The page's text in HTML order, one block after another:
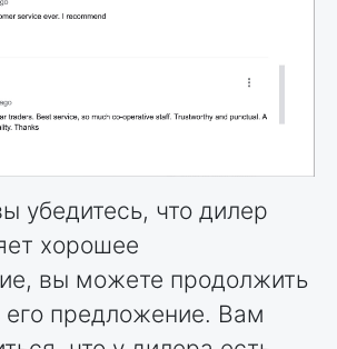
убедитесь, что дилер
хорошее
вы можете продолжить
его предложение. Вам